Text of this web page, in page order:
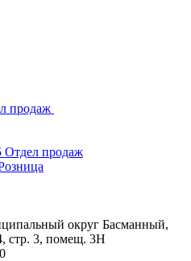
продаж
Отдел продаж
округ Басманный,
стр. 3, помещ. 3Н